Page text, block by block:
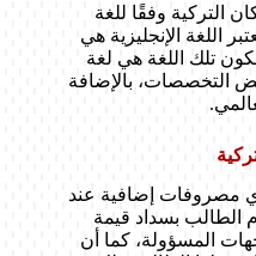
التركية وفقًا للغة
اللغة الإنجليزية هي
لكون تلك اللغة هي لغة
التخصصات، بالإضافة
مصروفات إضافية عند
الطالب بسداد قيمة
المسؤولة، كما أن